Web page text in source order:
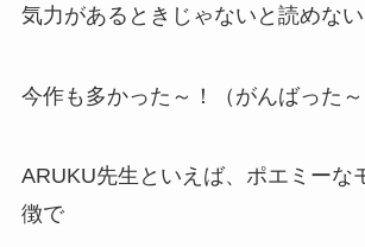
気力があるときじゃないと読めない
今作も多かった～！（がんばった～
ARUKU先生といえば、ポエミーな
徴で